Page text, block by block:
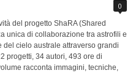
0
del progetto ShaRA (Shared
unica di collaborazione tra astrofili e
cielo australe attraverso grandi
progetti, 34 autori, 493 ore di
racconta immagini, tecniche,